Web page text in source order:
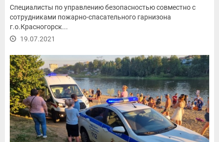
Специалисты по управлению безопасностью совместно с
сотрудниками пожарно-спасательного гарнизона
г.о.Красногорск...
19.07.2021